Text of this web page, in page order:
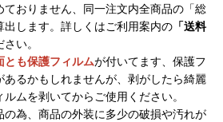
ておりません、同一注文内全商品の「総
出します。詳しくはご利用案内の 「送料
い。
とも保護フィルムが付いてます、保護フ
あるかもしれませんが、剥がしたら綺麗
ムを剥いてからご使用ください。
の為、商品の外装に多少の破損や汚れが